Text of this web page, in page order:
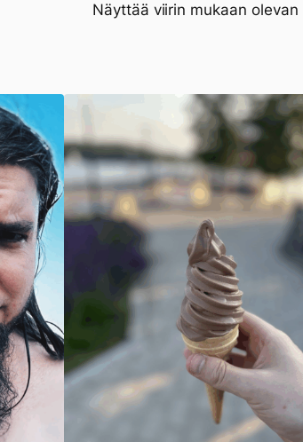
Näyttää viirin mukaan olevan